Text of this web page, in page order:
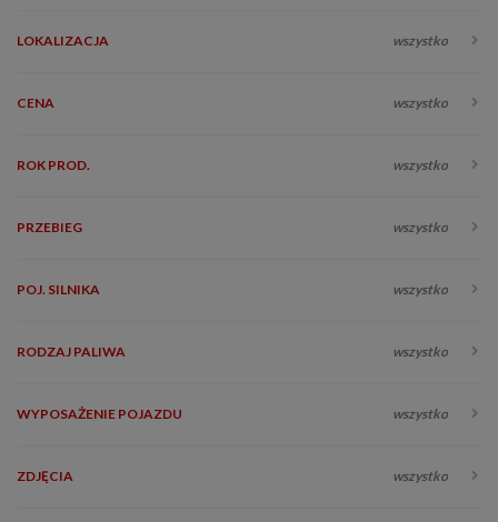
LOKALIZACJA wszystko
CENA wszystko
ROK PROD. wszystko
PRZEBIEG wszystko
POJ. SILNIKA wszystko
RODZAJ PALIWA wszystko
WYPOSAŻENIE POJAZDU wszystko
ZDJĘCIA wszystko